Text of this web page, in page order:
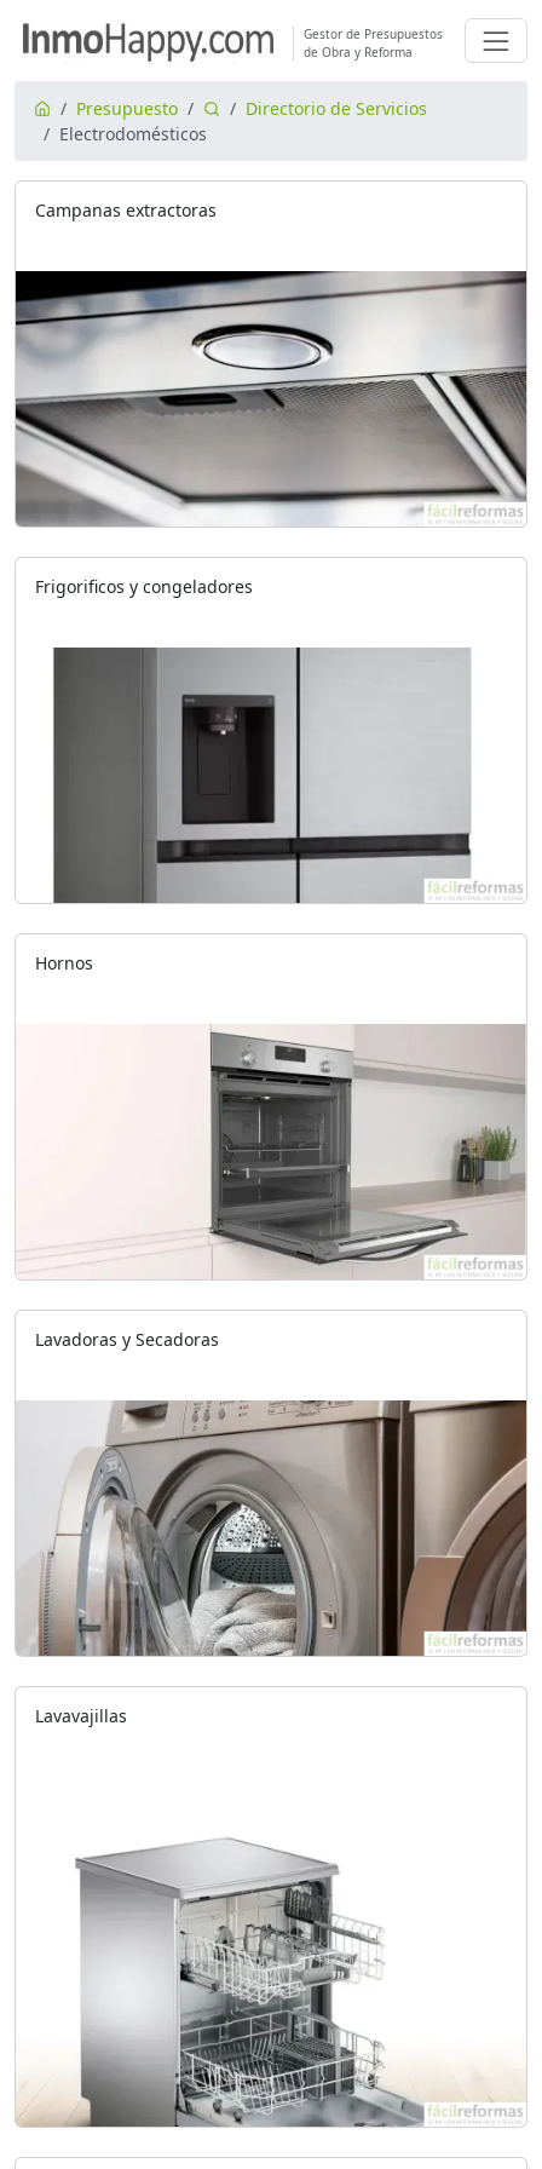
Gestor de Presupuestos
de Obra y Reforma
Presupuesto
Directorio de Servicios
Electrodomésticos
Campanas extractoras
Frigorificos y congeladores
Hornos
Lavadoras y Secadoras
Lavavajillas